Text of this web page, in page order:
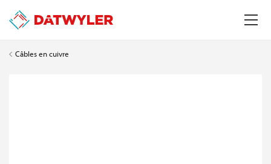
Câbles en cuivre